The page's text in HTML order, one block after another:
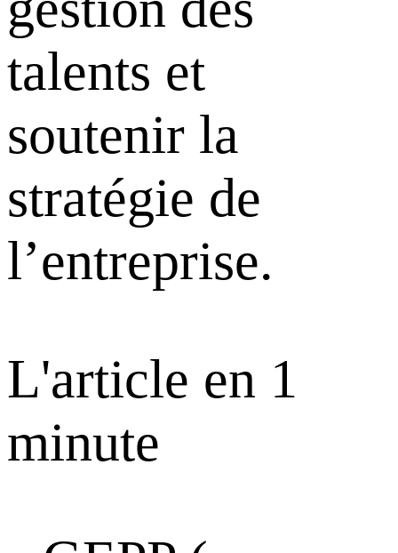
talents et
soutenir la
stratégie de
l’entreprise.
L'article en 1
minute